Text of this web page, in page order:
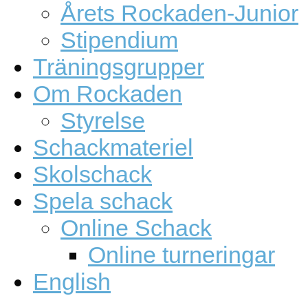
Årets Rockaden-Junior
Stipendium
Träningsgrupper
Om Rockaden
Styrelse
Schackmateriel
Skolschack
Spela schack
Online Schack
Online turneringar
English